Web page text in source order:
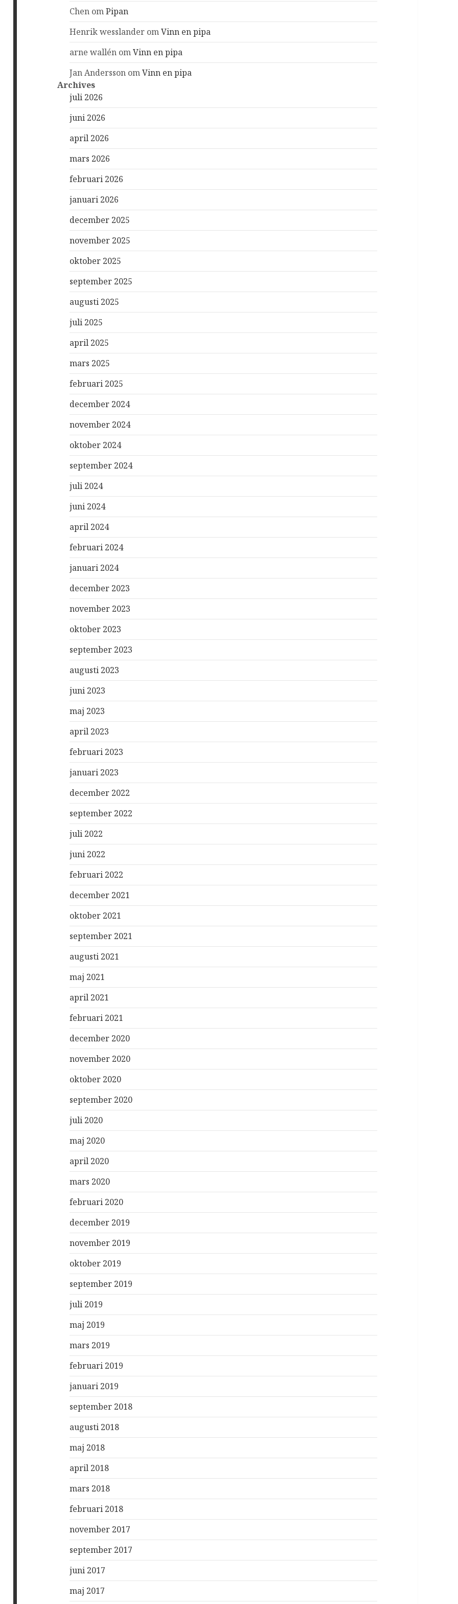
Chen omPipan
Henrik wesslander omVinn en pipa
arne wallén omVinn en pipa
Jan Andersson omVinn en pipa
Archives
juli 2026
juni 2026
april 2026
mars 2026
februari 2026
januari 2026
december 2025
november 2025
oktober 2025
september 2025
augusti 2025
juli 2025
april 2025
mars 2025
februari 2025
december 2024
november 2024
oktober 2024
september 2024
juli 2024
juni 2024
april 2024
februari 2024
januari 2024
december 2023
november 2023
oktober 2023
september 2023
augusti 2023
juni 2023
maj 2023
april 2023
februari 2023
januari 2023
december 2022
september 2022
juli 2022
juni 2022
februari 2022
december 2021
oktober 2021
september 2021
augusti 2021
maj 2021
april 2021
februari 2021
december 2020
november 2020
oktober 2020
september 2020
juli 2020
maj 2020
april 2020
mars 2020
februari 2020
december 2019
november 2019
oktober 2019
september 2019
juli 2019
maj 2019
mars 2019
februari 2019
januari 2019
september 2018
augusti 2018
maj 2018
april 2018
mars 2018
februari 2018
november 2017
september 2017
juni 2017
maj 2017